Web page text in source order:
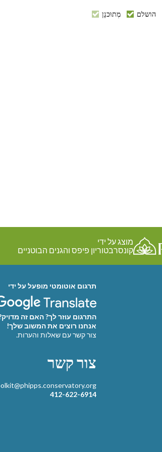
הושלם מְתוּכנָן
מוצג על ידי
קונסרבטוריון פיפס והגנים הבוטניים
תרגום אוטומטי מופעל על ידי
התרגום עוזר לך? האם זה
אנחנו רוצים את המשוב שלך!
צור קשר עם שאלות והערות.
צור קשר
412-622-6914